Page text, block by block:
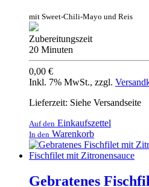
mit Sweet-Chili-Mayo und Reis
Zubereitungszeit
20 Minuten
0,00 €
Inkl. 7% MwSt., zzgl.
Lieferzeit: Siehe Versandseite
Auf den Einkaufszettel
In den Warenkorb
Gebratenes